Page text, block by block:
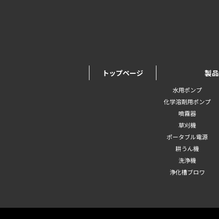
トップページ 製
水用ポンプ
化学溶剤用ポンプ
噴霧器
草刈機
ポータブル電源
耕うん機
洗浄機
浄化槽ブロワ